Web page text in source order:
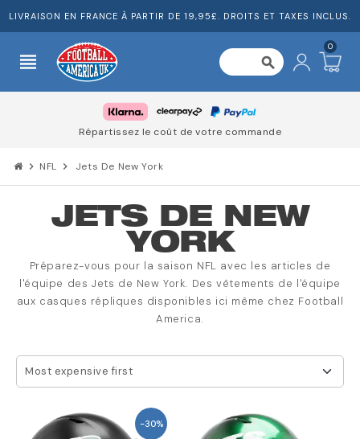
LIVRAISON EN FRANCE À PARTIR DE 19,95£. DROITS ET TAXES INCLUS.
view_headline search
0
Répartissez le coût de votre commande
chevron_right NFL chevron_right Jets De New York
JETS DE NEW
YORK
Préparez-vous pour la saison NFL avec les articles de
l'équipe des Jets de New York. Des vêtements de l'équipe
aux casques répliques disponibles ici même chez Football
America.
Most expensive first
-30%